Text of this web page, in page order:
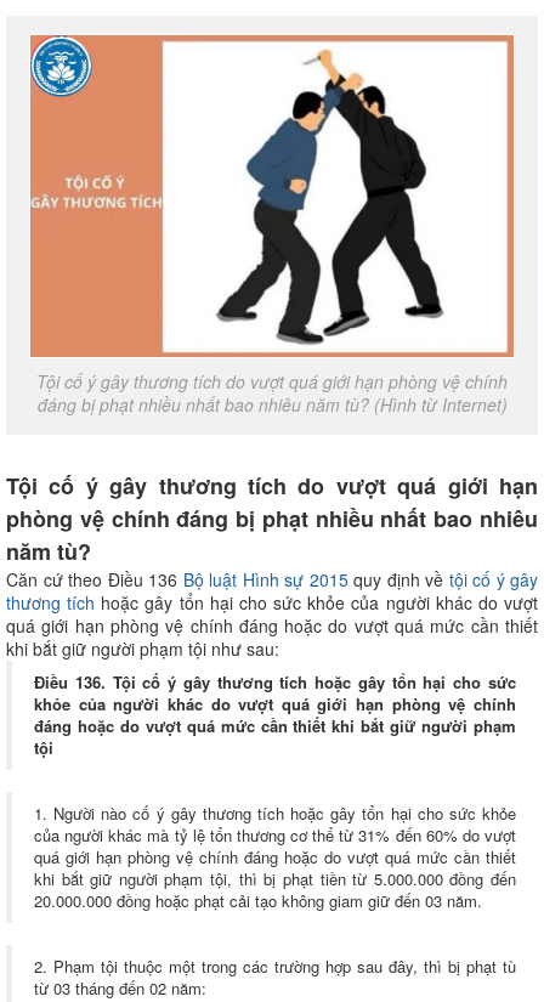
Tội cố ý gây thương tích do vượt quá giới hạn phòng vệ chính
đáng bị phạt nhiều nhất bao nhiêu năm tù? (Hình từ Internet)
Tội cố ý gây thương tích do vượt quá giới hạn
phòng vệ chính đáng bị phạt nhiều nhất bao nhiêu
năm tù?
Căn cứ theo Điều 136 Bộ luật Hình sự 2015quy định về tội cố ý gây
thương tích hoặc gây tổn hại cho sức khỏe của người khác do vượt
quá giới hạn phòng vệ chính đáng hoặc do vượt quá mức cần thiết
khi bắt giữ người phạm tội như sau:
Điều 136. Tội cố ý gây thương tích hoặc gây tổn hại cho sức
khỏe của người khác do vượt quá giới hạn phòng vệ chính
đáng hoặc do vượt quá mức cần thiết khi bắt giữ người phạm
tội
1. Người nào cố ý gây thương tích hoặc gây tổn hại cho sức khỏe
của người khác mà tỷ lệ tổn thương cơ thể từ 31% đến 60% do vượt
quá giới hạn phòng vệ chính đáng hoặc do vượt quá mức cần thiết
khi bắt giữ người phạm tội, thì bị phạt tiền từ 5.000.000 đồng đến
20.000.000 đồng hoặc phạt cải tạo không giam giữ đến 03 năm.
2. Phạm tội thuộc một trong các trường hợp sau đây, thì bị phạt tù
từ 03 tháng đến 02 năm: